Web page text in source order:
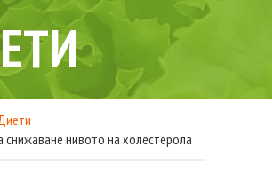
Диети
снижаване нивото на холестерола